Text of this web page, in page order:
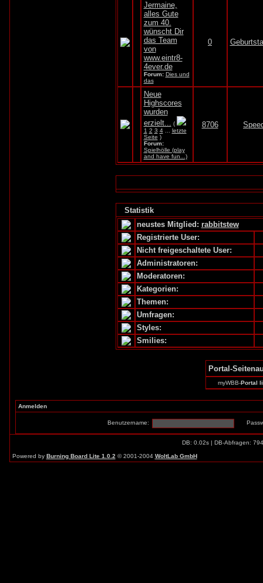
Jermaine,
alles Gute
zum 40.
wünscht Dir
das Team
von
www.eintr8-
4ever.de
Forum: Dies und
das
0
Neue
Highscores
wurden
erzielt... (
1 2 3 4... letzte
Seite )
Forum:
Spielhölle (play
and have fun...)
8706
Statistik
neustes Mitglied: rabbitstew
Registrierte User:
Nicht freigeschaltete User:
Administratoren:
Moderatoren:
Kategorien:
Themen:
Umfragen:
Styles:
Smilies:
Portal-
myWBB-Portal
Anmelden
Benutzername:
DB: 0.02s | DB-Abfragen:
Powered by Burning Board Lite 1.0.2 © 2001-2004 WoltLab GmbH